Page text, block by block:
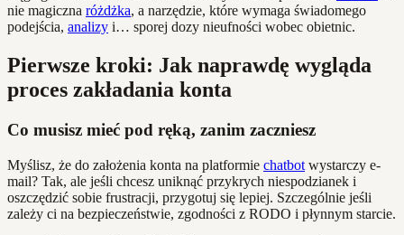
nie magiczna różdżka, a narzędzie, które wymaga świadomego
podejścia, analizy i… sporej dozy nieufności wobec obietnic.
Pierwsze kroki: Jak naprawdę wygląda
proces zakładania konta
Co musisz mieć pod ręką, zanim zaczniesz
Myślisz, że do założenia konta na platformie chatbot wystarczy e-
mail? Tak, ale jeśli chcesz uniknąć przykrych niespodzianek i
oszczędzić sobie frustracji, przygotuj się lepiej. Szczególnie jeśli
zależy ci na bezpieczeństwie, zgodności z RODO i płynnym starcie.